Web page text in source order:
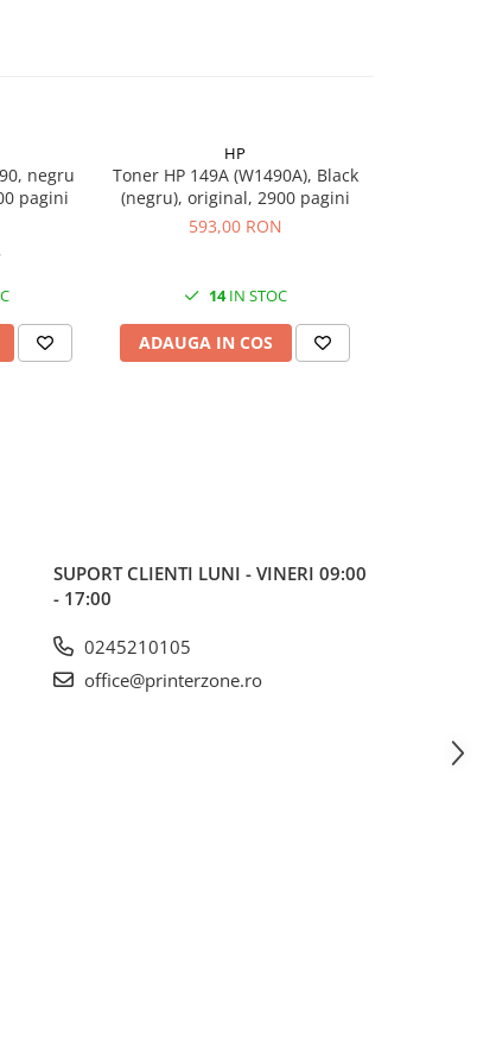
negru
pagini
HP
Toner HP 149A (W1490A), Black
(negru), original, 2900 pagini
593,00 RON
14IN STOC
ADAUGA IN COS
SUPORT CLIENTI LUNI - VINERI 09:00
- 17:00
0245210105
office@printerzone.ro